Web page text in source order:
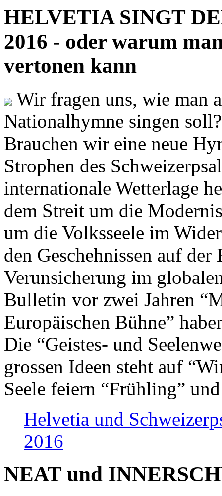
HELVETIA SINGT
2016 - oder warum
vertonen kann
Wir fragen uns, wie man
Nationalhymne singen
Brauchen wir eine neue
Strophen des
internationale Wetterlage
dem Streit um die
um die Volksseele im
den Geschehnissen auf
Verunsicherung im
Bulletin vor zwei Jahren
Europäischen Bühne”
Die “Geistes- und
grossen Ideen steht auf
Seele feiern “Frühling”
Helvetia und
2016
NEAT und